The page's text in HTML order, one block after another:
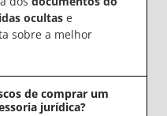
ocultas e
sobre a melhor
de comprar um
jurídica?